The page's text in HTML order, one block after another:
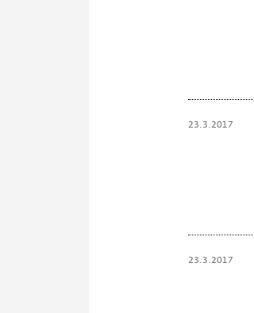
23.3.2017
23.3.2017